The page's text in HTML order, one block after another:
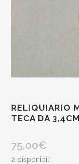
RELIQUIARIO
TECA DA 3,4CM
75,00€
2 disponibili